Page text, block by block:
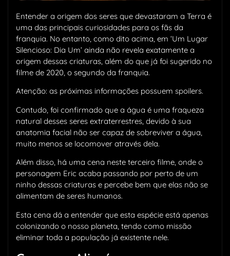
Entender a origem dos seres que devastaram a Terra é
uma das principais curiosidades para os fãs da
franquia. No entanto, como dito acima, em ‘Um Lugar
Silencioso: Dia Um’ ainda não revela exatamente a
origem dessas criaturas, além do que já foi sugerido no
filme de 2020, o segundo da franquia.
Atenção: as próximas informações possuem spoilers.
Contudo, foi confirmado que a água é uma fraqueza
natural desses seres extraterrestres, devido à sua
anatomia facial não ser capaz de sobreviver a água,
muito menos se locomover através dela.
Além disso, há uma cena neste terceiro filme, onde o
personagem Eric acaba passando por perto de um
ninho dessas criaturas e percebe bem que elas não se
alimentam de seres humanos.
Esta cena dá a entender que esta espécie está apenas
colonizando o nosso planeta, tendo como missão
eliminar toda a população já existente nele.